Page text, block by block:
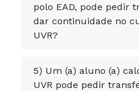
polo EAD, pode pedir
dar continuidade no
UVR?
5) Um (a) aluno (a)
UVR pode pedir